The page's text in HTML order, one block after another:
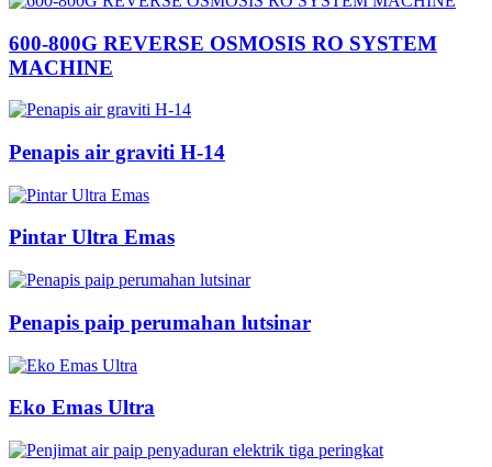
600-800G REVERSE OSMOSIS RO SYSTEM
MACHINE
Penapis air graviti H-14
Pintar Ultra Emas
Penapis paip perumahan lutsinar
Eko Emas Ultra